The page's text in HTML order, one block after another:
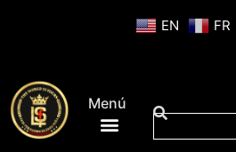
Menú
EN FR